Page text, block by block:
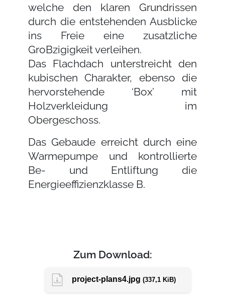
welche den klaren Grundrissen
durch die entstehenden Ausblicke
ins Freie eine zusatzliche
GroBzigigkeit verleihen.
Das Flachdach unterstreicht den
kubischen Charakter, ebenso die
hervorstehende ‘Box’ mit
Holzverkleidung im
Obergeschoss.
Das Gebaude erreicht durch eine
Warmepumpe und kontrollierte
Be- und Entliftung die
Energieeffizienzklasse B.
Zum Download:
project-plans4.jpg (337,1 KiB)